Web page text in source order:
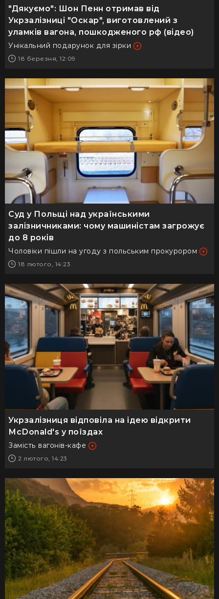
"Дякуємо": Шон Пенн отримав від
Укрзалізниці "Оскар", виготовлений з
уламків вагона, пошкодженого рф (відео)
Унікальний подарунок для зірки
18 березня, 12:09
Суд у Польщі над українськими
залізничниками: чому машиністам загрожує
до 8 років
Чоловіки пішли на угоду з польським прокурором
18 лютого, 14:23
Укрзалізниця відповіла на ідею відкрити
McDonald's у поїздах
Замість вагонів-кафе
2 лютого, 14:23